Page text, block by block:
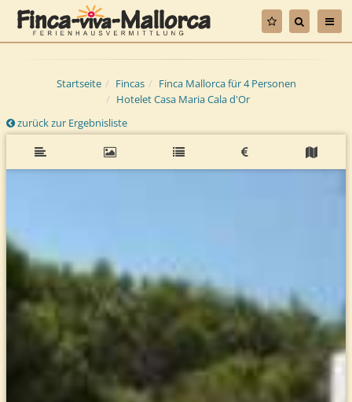
Startseite Fincas
Finca Mallorca für 4 Personen
Hotelet Casa Maria Cala d'Or
zurück zur Ergebnisliste